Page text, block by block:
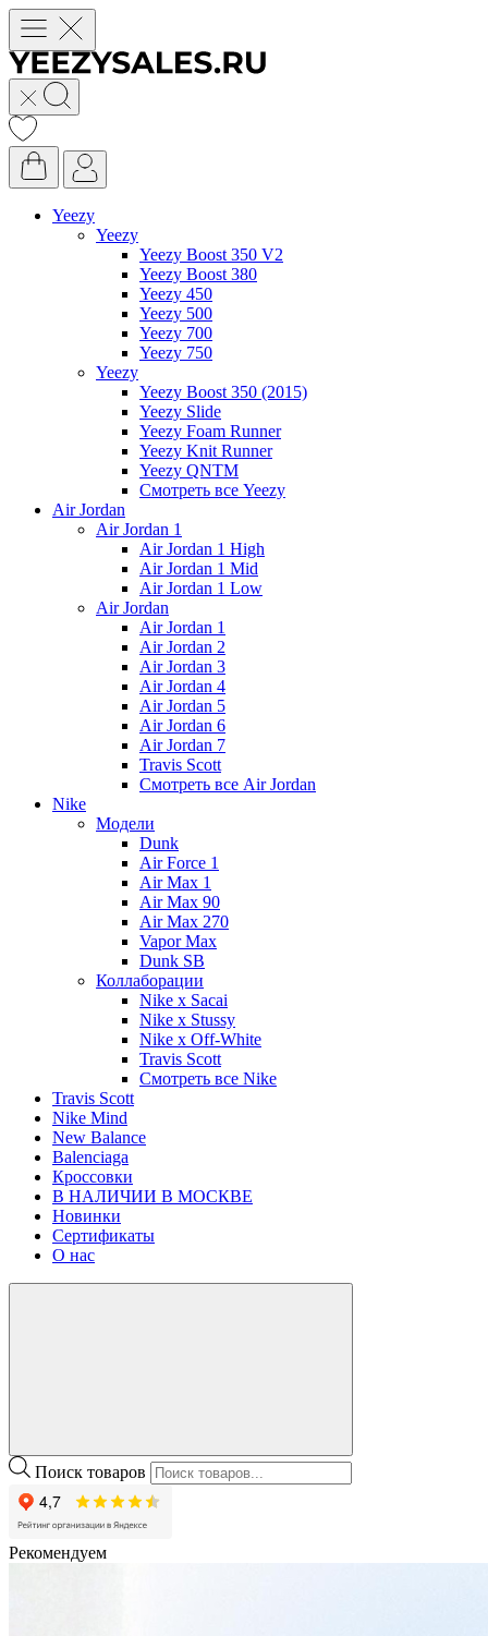
Yeezy
Yeezy
Yeezy Boost 350 V2
Yeezy Boost 380
Yeezy 450
Yeezy 500
Yeezy 700
Yeezy 750
Yeezy
Yeezy Boost 350 (2015)
Yeezy Slide
Yeezy Foam Runner
Yeezy Knit Runner
Yeezy QNTM
Смотреть все Yeezy
Air Jordan
Air Jordan 1
Air Jordan 1 High
Air Jordan 1 Mid
Air Jordan 1 Low
Air Jordan
Air Jordan 1
Air Jordan 2
Air Jordan 3
Air Jordan 4
Air Jordan 5
Air Jordan 6
Air Jordan 7
Travis Scott
Смотреть все Air Jordan
Nike
Модели
Dunk
Air Force 1
Air Max 1
Air Max 90
Air Max 270
Vapor Max
Dunk SB
Коллаборации
Nike x Sacai
Nike x Stussy
Nike x Off-White
Travis Scott
Смотреть все Nike
Travis Scott
Nike Mind
New Balance
Balenciaga
Кроссовки
В НАЛИЧИИ В МОСКВЕ
Новинки
Сертификаты
О нас
Поиск товаров
Рекомендуем